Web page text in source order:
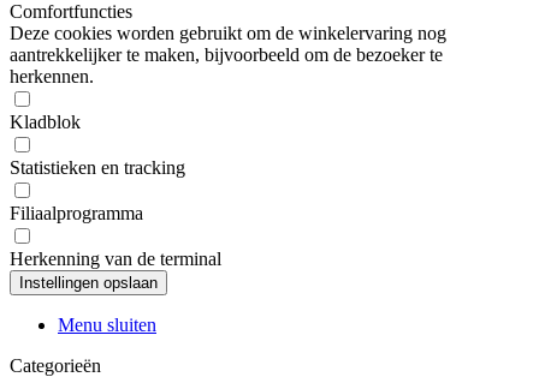
Comfortfuncties
Deze cookies worden gebruikt om de winkelervaring nog
aantrekkelijker te maken, bijvoorbeeld om de bezoeker te
herkennen.
Kladblok
Statistieken en tracking
Filiaalprogramma
Herkenning van de terminal
Menu sluiten
Categorieën